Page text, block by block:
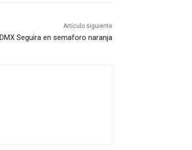
Artículo siguiente
Seguira en semaforo naranja